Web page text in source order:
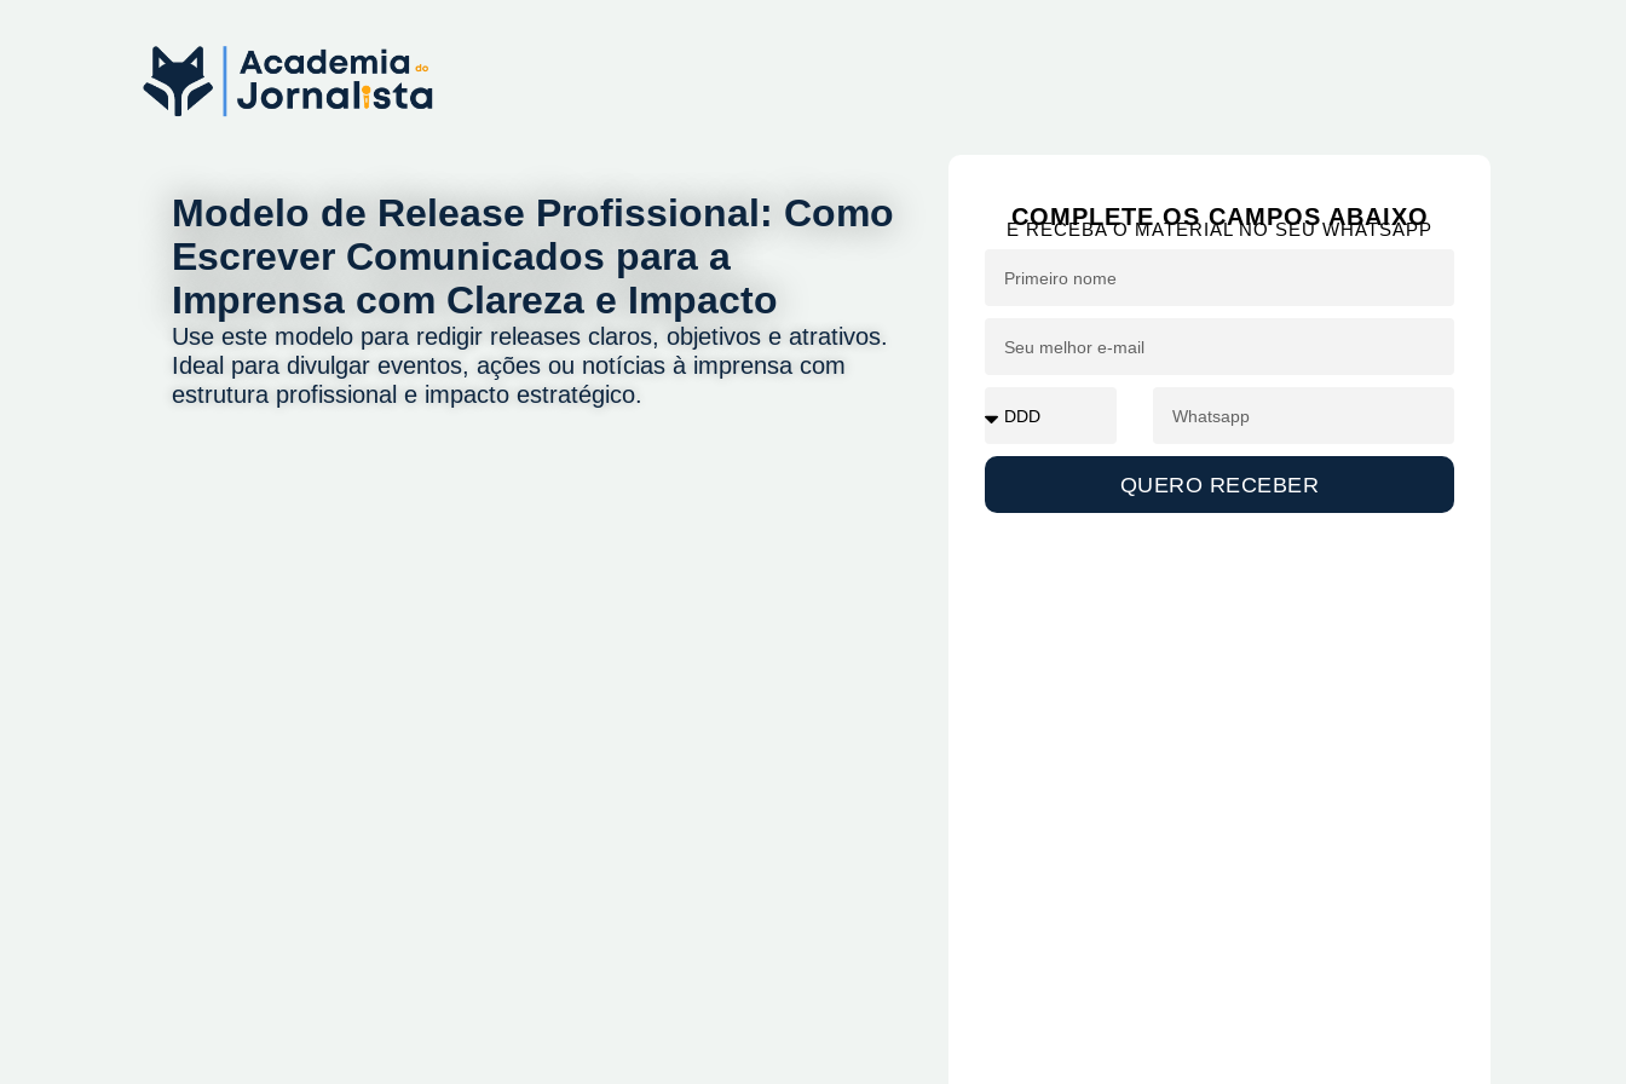
Modelo de Release Profissional: Como
Escrever Comunicados para a
Imprensa com Clareza e Impacto
Use este modelo para redigir releases claros, objetivos e atrativos.
Ideal para divulgar eventos, ações ou notícias à imprensa com
estrutura profissional e impacto estratégico.
COMPLETE OS CAMPOS ABAIXO
E RECEBA O MATERIAL NO SEU WHATSAPP
QUERO RECEBER